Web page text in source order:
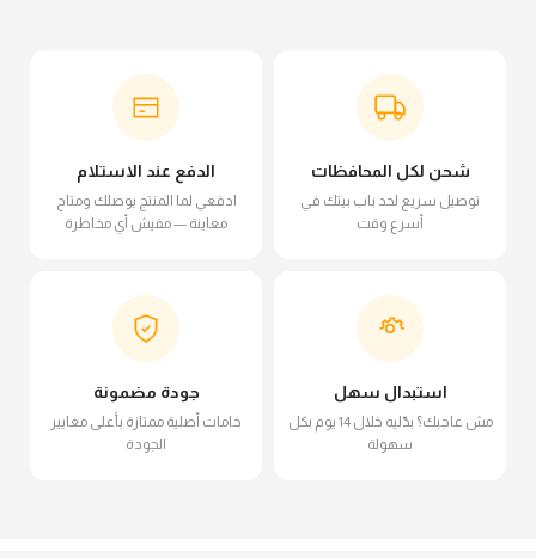
شحن لكل المحافظات
توصيل سريع لحد باب بيتك في
أسرع وقت
الدفع عند الاستلام
ادفعي لما المنتج يوصلك ومتاح
معاينة — مفيش أي مخاطرة
استبدال سهل
مش عاجبك؟ بدّليه خلال 14 يوم بكل
سهولة
جودة مضمونة
خامات أصلية ممتازة بأعلى معايير
الجودة